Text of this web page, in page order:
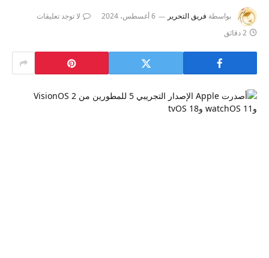
بواسطة فريق التحرير 6 أغسطس، 2024
لا توجد تعليقات
2 دقائق